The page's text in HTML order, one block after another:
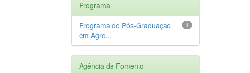
Programa
1
Programa de Pós-Graduação
em Agro...
Agência de Fomento